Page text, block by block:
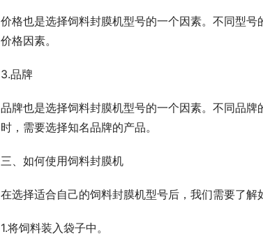
价格也是选择饲料封膜机型号的一个因素。不同型
价格因素。
3.品牌
品牌也是选择饲料封膜机型号的一个因素。不同品
时，需要选择知名品牌的产品。
三、如何使用饲料封膜机
在选择适合自己的饲料封膜机型号后，我们需要了
1.将饲料装入袋子中。